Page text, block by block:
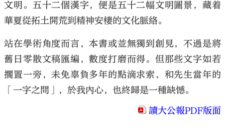
文明。五十二個漢字，便是五十二幅文明圖景，藏着
華夏從拓土開荒到精神安棲的文化脈絡。
站在學術角度而言，本書或並無獨到創見，不過是將
舊日零散文稿匯編，數度打磨而得。但那些文字如若
擱置一旁，未免辜負多年的點滴求索，和先生當年的
「一字之問」，於我內心，也終歸是一種缺憾。
讀大公報PDF版面